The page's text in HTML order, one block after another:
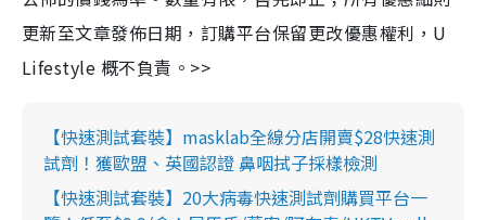
更新至文章發佈日期，訂購平台保留更改優惠權利，U
Lifestyle 概不負責。>>
【快速測試套裝】masklab全線分店開賣$28快速測
試劑！獲歐盟、英國認證 鼻咽拭子採樣檢測
【快速測試套裝】20大病毒快速測試劑購買平台一